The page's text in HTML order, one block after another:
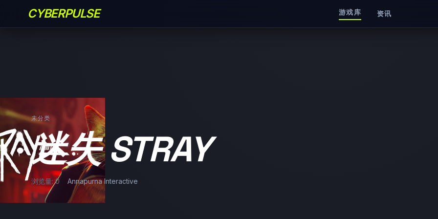
CYBERPULSE 游戏库 资讯
未分类
迷失 STRAY
浏览量: 0 Annapurna Interactive